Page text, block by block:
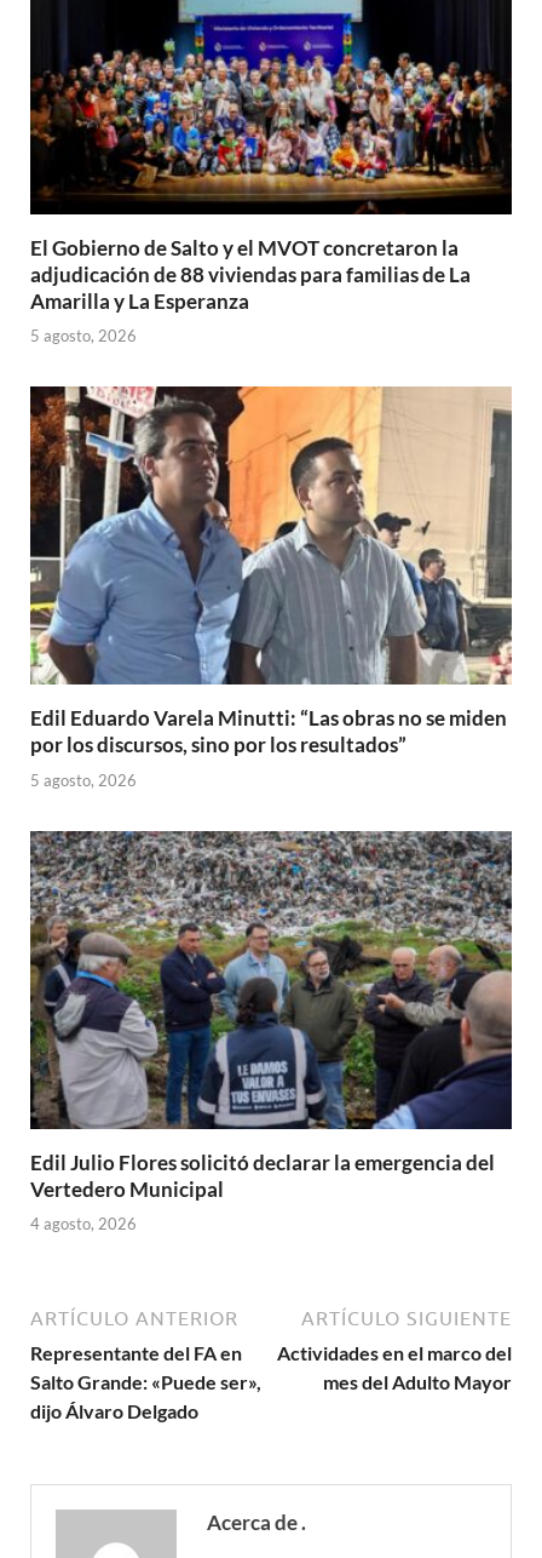
El Gobierno de Salto y el MVOT concretaron la
adjudicación de 88 viviendas para familias de La
Amarilla y La Esperanza
5 agosto, 2026
Edil Eduardo Varela Minutti: “Las obras no se miden
por los discursos, sino por los resultados”
5 agosto, 2026
Edil Julio Flores solicitó declarar la emergencia del
Vertedero Municipal
4 agosto, 2026
ARTÍCULO ANTERIOR
Representante del FA en
Salto Grande: «Puede ser»,
dijo Álvaro Delgado
ARTÍCULO SIGUIENTE
Actividades en el marco del
mes del Adulto Mayor
Acerca de .